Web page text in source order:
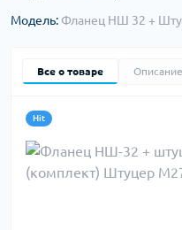
Модель: Фланец НШ 32 +
Все о товаре Описание
Hit